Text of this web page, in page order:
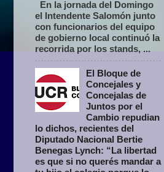
En la jornada del Domingo
el Intendente Salomón junto
con funcionarios del equipo
de gobierno local continuó la
recorrida por los stands, ...
El Bloque de
Concejales y
Concejalas de
Juntos por el
Cambio repudian
lo dichos, recientes del
Diputado Nacional Bertie
Benegas Lynch: “La libertad
es que si no querés mandar a